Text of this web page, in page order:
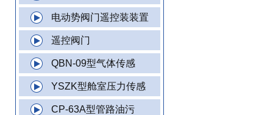
电动势阀门遥控装装置
遥控阀门
QBN-09型气体传感
YSZK型舱室压力传感
CP-63A型管路油污